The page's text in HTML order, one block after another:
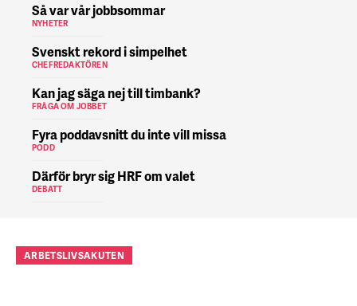
Så var vår jobbsommar
NYHETER
Svenskt rekord i simpelhet
CHEFREDAKTÖREN
Kan jag säga nej till timbank?
FRÅGA OM JOBBET
Fyra poddavsnitt du inte vill missa
PODD
Därför bryr sig HRF om valet
DEBATT
ARBETSLIVSAKUTEN